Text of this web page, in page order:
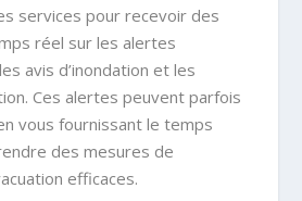
services pour recevoir des
réel sur les alertes
avis d’inondation et les
Ces alertes peuvent parfois
vous fournissant le temps
des mesures de
efficaces.